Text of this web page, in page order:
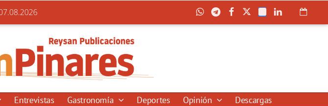
Entrevistas Gastronomía Deportes Opinión Descargas